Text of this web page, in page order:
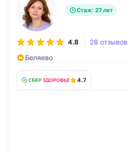
Стаж: 27 лет
4.8
28 отзывов
Беляево
4.7